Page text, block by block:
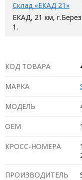
Склад «ЕКАД 21»
ЕКАД, 21 км,
1.
КОД ТОВАРА
МАРКА
МОДЕЛЬ
ОЕМ
КРОСС-НОМЕРА
ПРОИЗВОДИТЕЛЬ